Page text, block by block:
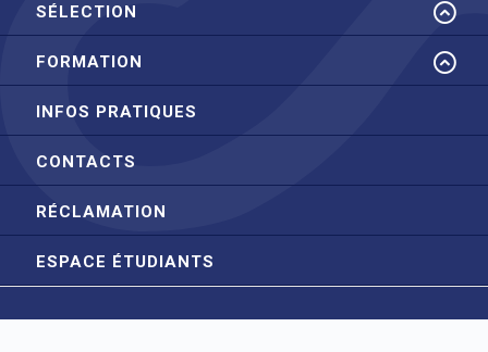
SÉLECTION
FORMATION
INFOS PRATIQUES
CONTACTS
RÉCLAMATION
ESPACE ÉTUDIANTS